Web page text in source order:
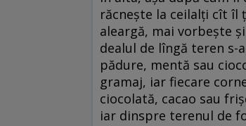
răcneşte la ceilalţi cît îl
aleargă, mai vorbeşte
dealul de lîngă teren s-
pădure, mentă sau
gramaj, iar fiecare
ciocolată, cacao sau
iar dinspre terenul de